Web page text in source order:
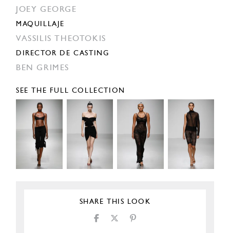
JOEY GEORGE
MAQUILLAJE
VASSILIS THEOTOKIS
DIRECTOR DE CASTING
BEN GRIMES
SEE THE FULL COLLECTION
SHARE THIS LOOK